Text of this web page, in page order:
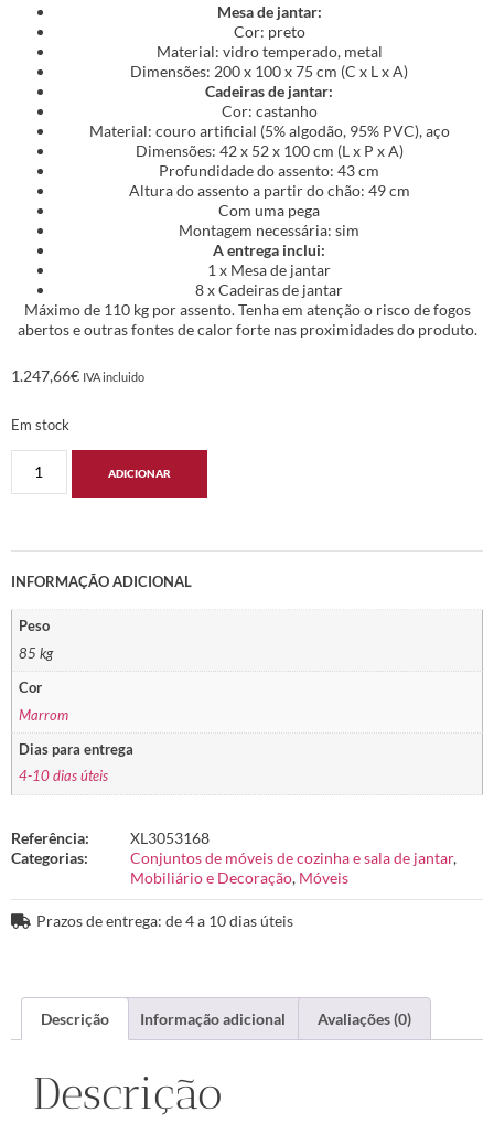
Mesa de jantar:
Cor: preto
Material: vidro temperado, metal
Dimensões: 200 x 100 x 75 cm (C x L x A)
Cadeiras de jantar:
Cor: castanho
Material: couro artificial (5% algodão, 95% PVC), aço
Dimensões: 42 x 52 x 100 cm (L x P x A)
Profundidade do assento: 43 cm
Altura do assento a partir do chão: 49 cm
Com uma pega
Montagem necessária: sim
A entrega inclui:
1 x Mesa de jantar
8 x Cadeiras de jantar
Máximo de 110 kg por assento. Tenha em atenção o risco de fogos
abertos e outras fontes de calor forte nas proximidades do produto.
1.247,66€ IVA incluido
Em stock
ADICIONAR
INFORMAÇÃO ADICIONAL
Peso
85 kg
Cor
Marrom
Dias para entrega
4-10 dias úteis
Referência:
XL3053168
Categorias:
Conjuntos de móveis de cozinha e sala de jantar,
Mobiliário e Decoração, Móveis
Prazos de entrega: de 4 a 10 dias úteis
Descrição Informação adicional Avaliações (0)
Descrição